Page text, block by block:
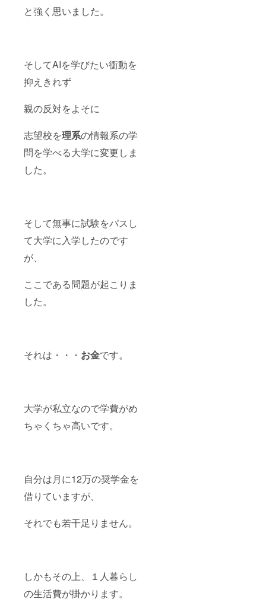
と強く思いました。
そしてAIを学びたい衝動を
抑えきれず
親の反対をよそに
志望校を理系の情報系の学
問を学べる大学に変更しま
した。
そして無事に試験をパスし
て大学に入学したのです
が、
ここである問題が起こりま
した。
それは・・・ お金です。
大学が私立なので学費がめ
ちゃくちゃ高いです。
自分は月に12万の奨学金を
借りていますが、
それでも若干足りません。
しかもその上、１人暮らし
の生活費が掛かります。